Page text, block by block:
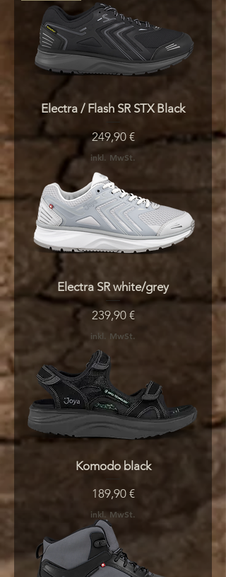
Electra / Flash SR STX Black
Preis
249,90 €
inkl. MwSt.
Electra SR white/grey
Preis
239,90 €
inkl. MwSt.
Komodo black
Preis
189,90 €
inkl. MwSt.